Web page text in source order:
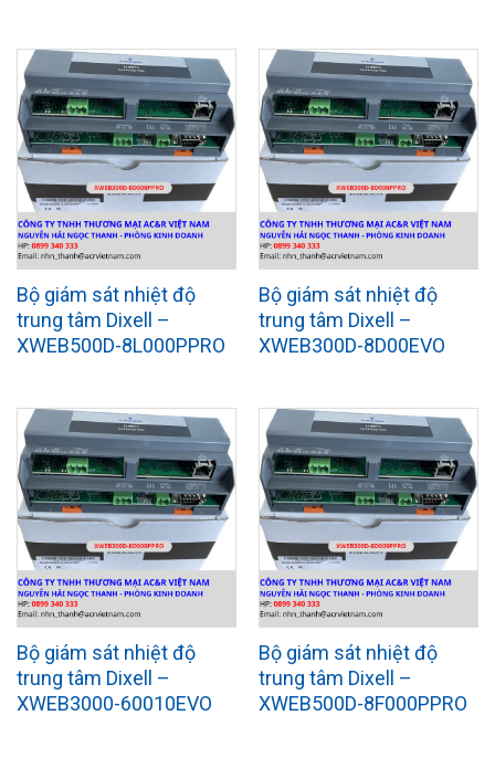
Bộ giám sát nhiệt độ
trung tâm Dixell –
XWEB500D-8L000PPRO
Bộ giám sát nhiệt độ
trung tâm Dixell –
XWEB300D-8D00EVO
Bộ giám sát nhiệt độ
trung tâm Dixell –
XWEB3000-60010EVO
Bộ giám sát nhiệt độ
trung tâm Dixell –
XWEB500D-8F000PPRO